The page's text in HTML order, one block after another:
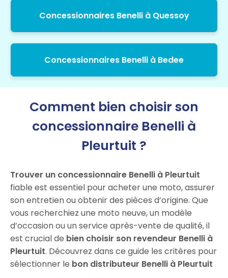
Concessionnaires Benelli à Quessoy
Concessionnaires Benelli à Bedee
Comment bien choisir son
concessionnaire Benelli à
Pleurtuit ?
Trouver un concessionnaire Benelli à Pleurtuit
fiable est essentiel pour acheter une moto, assurer
son entretien ou obtenir des pièces d’origine. Que
vous recherchiez une moto neuve, un modèle
d’occasion ou un service après-vente de qualité, il
est crucial de bien choisir son revendeur Benelli à
Pleurtuit. Découvrez dans ce guide les critères pour
sélectionner le bon distributeur Benelli à Pleurtuit